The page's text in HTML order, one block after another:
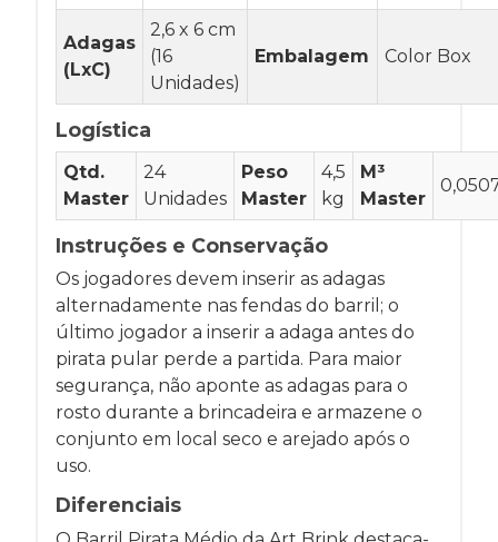
Adagas
(LxC)
2,6 x 6 cm
(16
Unidades)
Embalagem Color Box
Logística
Qtd.
Master
24
Unidades
Peso
Master
4,5
kg
M³
Master
Instruções e Conservação
Os jogadores devem inserir as adagas
alternadamente nas fendas do barril; o
último jogador a inserir a adaga antes do
pirata pular perde a partida. Para maior
segurança, não aponte as adagas para o
rosto durante a brincadeira e armazene o
conjunto em local seco e arejado após o
uso.
Diferenciais